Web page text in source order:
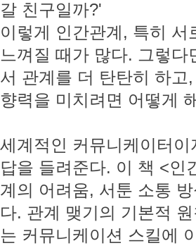
갈 친구일까?'
이렇게 인간관계, 특히
느껴질 때가 많다. 그렇
서 관계를 더 탄탄히 하
향력을 미치려면 어떻게
세계적인 커뮤니케이터
답을 들려준다. 이 책 <인
계의 어려움, 서툰 소통
다. 관계 맺기의 기본적
는 커뮤니케이션 스킬에